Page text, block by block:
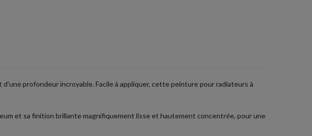
profondeur incroyable. Facile à appliquer, cette peinture pour radiateurs à
et sa finition brillante magnifiquement lisse et hautement concentrée, pour une